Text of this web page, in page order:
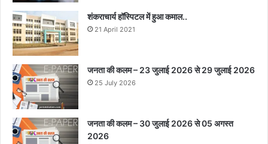
शंकराचार्य हॉस्पिटल में हुआ कमाल..
21 April 2021
जनता की कलम – 23 जुलाई 2026 से 29 जुलाई 2026
25 July 2026
जनता की कलम – 30 जुलाई 2026 से 05 अगस्त
2026